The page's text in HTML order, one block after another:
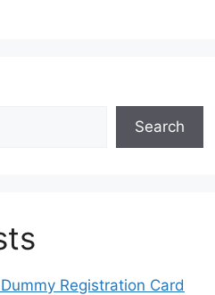
Search
Registration Card